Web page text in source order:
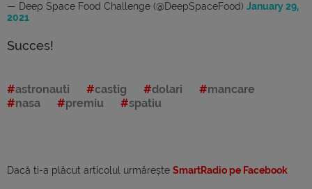
— Deep Space Food Challenge (@DeepSpaceFood) January 29,
2021
Succes!
astronauti castig dolari
mancare
nasa
premiu spatiu
Dacă ti-a plăcut articolul urmărește SmartRadio pe Facebook